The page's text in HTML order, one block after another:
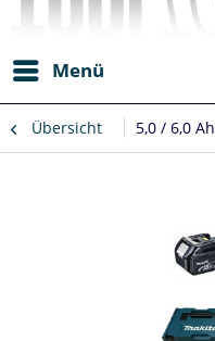
Menü
Übersicht 5,0 / 6,0 Ah